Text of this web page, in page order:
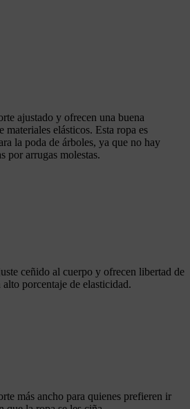
ajustado y ofrecen una buena
materiales elásticos. Esta ropa es
la poda de árboles, ya que no hay
por arrugas molestas.
ceñido al cuerpo y ofrecen libertad de
porcentaje de elasticidad.
más ancho para quienes prefieren ir